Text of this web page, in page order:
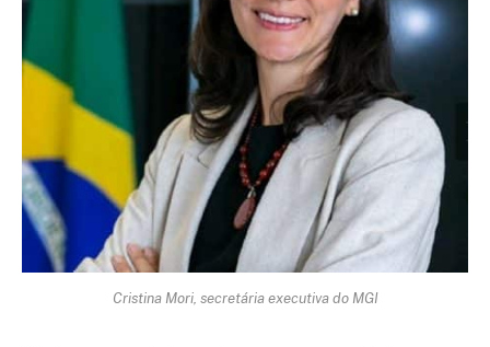
Cristina Mori, secretária executiva do MGI